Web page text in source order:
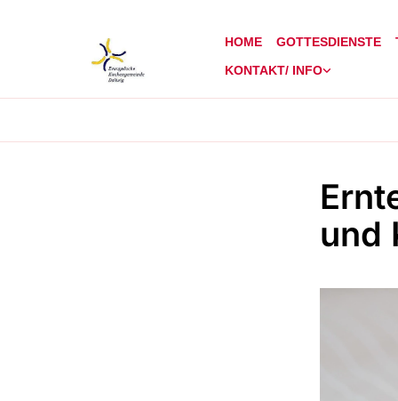
HOME GOTTESDIENSTE
KONTAKT/ INFO
und